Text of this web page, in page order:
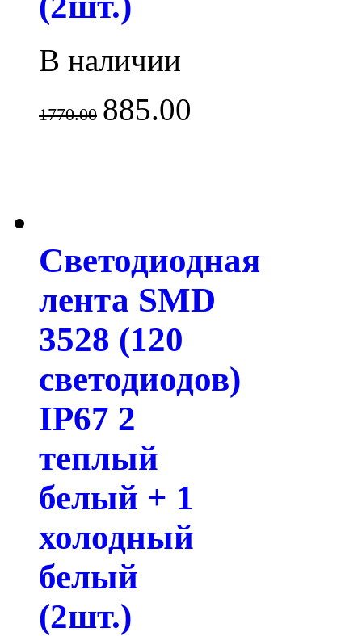
В наличии
1770.00 885.00
Светодиодная
лента SMD
3528 (120
светодиодов)
IP67 2
теплый
белый + 1
холодный
белый
(2шт.)